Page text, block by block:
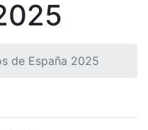
de España 2025